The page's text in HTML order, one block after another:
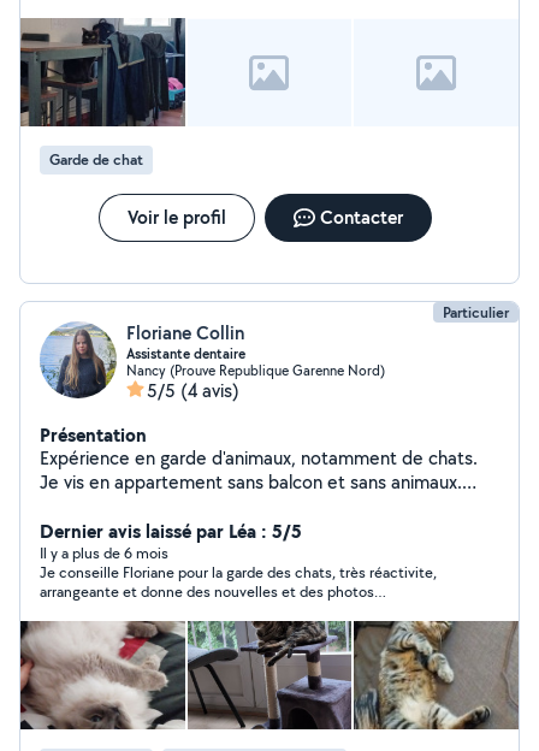
Garde de chat
Voir le profil Contacter
Particulier
Floriane Collin
Assistante dentaire
Nancy (Prouve Republique Garenne Nord)
5/5 (4 avis)
Présentation
Expérience en garde d'animaux, notamment de chats.
Je vis en appartement sans balcon et sans animaux.
services pour l'aide aux devoirs ou pour des cours
particuliers jusqu'en 3e.
Dernier avis laissé par Léa : 5/5
Il y a plus de 6 mois
Je conseille Floriane pour la garde des chats, très réactivite,
arrangeante et donne des nouvelles et des photos
s'est senti comme chez lui ! encore merci !